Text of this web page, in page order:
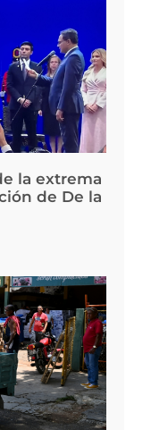
la extrema
de De la